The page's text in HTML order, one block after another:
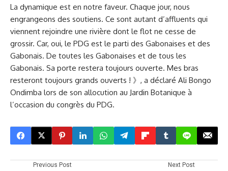
La dynamique est en notre faveur. Chaque jour, nous
engrangeons des soutiens. Ce sont autant d’affluents qui
viennent rejoindre une rivière dont le flot ne cesse de
grossir. Car, oui, le PDG est le parti des Gabonaises et des
Gabonais. De toutes les Gabonaises et de tous les
Gabonais. Sa porte restera toujours ouverte. Mes bras
resteront toujours grands ouverts ! 》, a déclaré Ali Bongo
Ondimba lors de son allocution au Jardin Botanique à
l’occasion du congrès du PDG.
Previous Post Next Post